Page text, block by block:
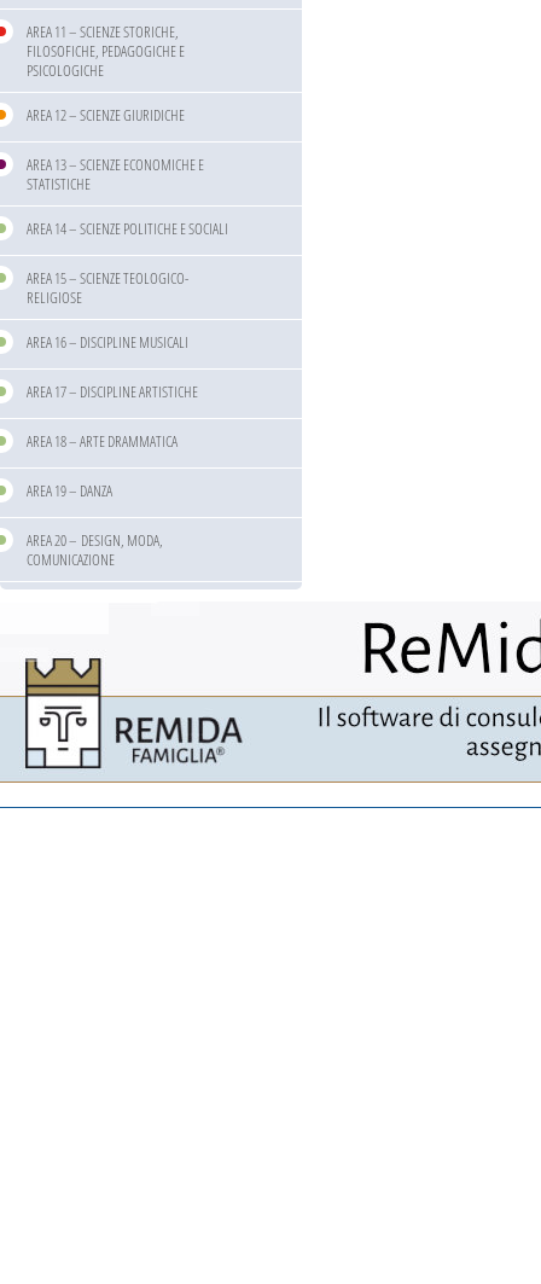
AREA 11 – SCIENZE STORICHE,
FILOSOFICHE, PEDAGOGICHE E
PSICOLOGICHE
AREA 12 – SCIENZE GIURIDICHE
AREA 13 – SCIENZE ECONOMICHE E
STATISTICHE
AREA 14 – SCIENZE POLITICHE E SOCIALI
AREA 15 – SCIENZE TEOLOGICO-
RELIGIOSE
AREA 16 – DISCIPLINE MUSICALI
AREA 17 – DISCIPLINE ARTISTICHE
AREA 18 – ARTE DRAMMATICA
AREA 19 – DANZA
AREA 20 – DESIGN, MODA,
COMUNICAZIONE